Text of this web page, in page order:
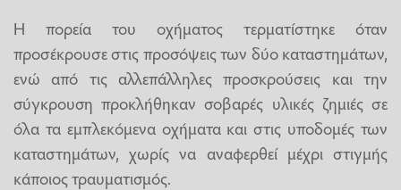
Η πορεία του οχήματος τερματίστηκε όταν
προσέκρουσε στις προσόψεις των δύο καταστημάτων,
ενώ από τις αλλεπάλληλες προσκρούσεις και την
σύγκρουση προκλήθηκαν σοβαρές υλικές ζημιές σε
όλα τα εμπλεκόμενα οχήματα και στις υποδομές των
καταστημάτων, χωρίς να αναφερθεί μέχρι στιγμής
κάποιος τραυματισμός.